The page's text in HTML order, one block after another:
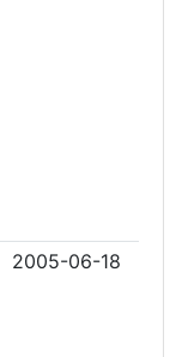
2005-06-18